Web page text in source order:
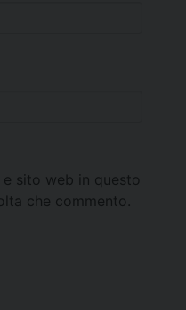
sito web in questo
che commento.